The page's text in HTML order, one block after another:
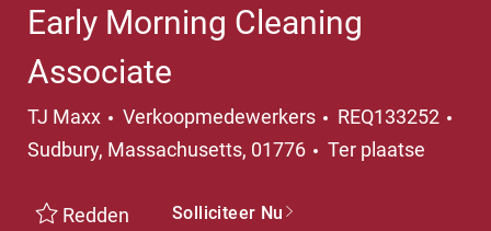
Early Morning Cleaning
Associate
TJ Maxx Categorie
Verkoopmedewerkers REQ133252
Sudbury, Massachusetts, 01776
Ter plaatse
Redden Solliciteer Nu